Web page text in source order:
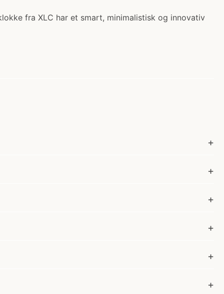
fra XLC har et smart, minimalistisk og innovativ